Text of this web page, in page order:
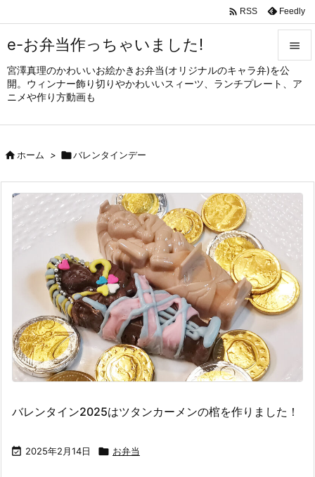
e-お弁当作っちゃいました!
宮澤真理のかわいいお絵かきお弁当(オリジナルのキャラ弁)を公
開。ウィンナー飾り切りやかわいいスィーツ、ランチプレート、ア
ニメや作り方動画も


メニュ
サイド


検索
 RSS Feedly
ホーム > バレンタインデー
バレンタイン2025はツタンカーメンの棺を作りました！
 2025年2月14日  お弁当